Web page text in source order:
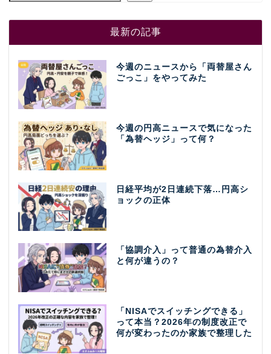
最新の記事
今週のニュースから「両替屋さん
ごっこ」をやってみた
今週の円高ニュースで気になった
「為替ヘッジ」って何？
日経平均が2日連続下落…円高シ
ョックの正体
「協調介入」って普通の為替介入
と何が違うの？
「NISAでスイッチングできる」
って本当？2026年の制度改正で
何が変わったのか家族で整理した